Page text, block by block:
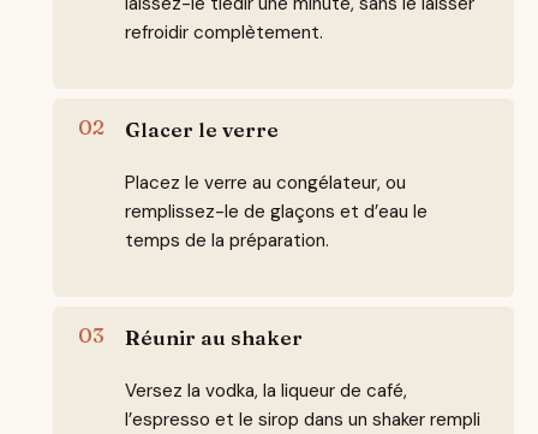
refroidir complètement.
Glacer le verre
Placez le verre au congélateur, ou
remplissez-le de glaçons et d’eau le
temps de la préparation.
Réunir au shaker
Versez la vodka, la liqueur de café,
l’espresso et le sirop dans un shaker rempli